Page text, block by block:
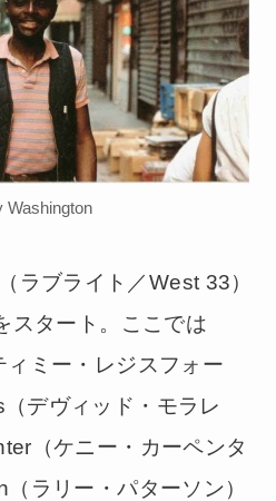
Washington
ラブライト／West 33）
スタート。ここでは
ミー・レジスフォー
デヴィッド・モラレ
（ケニー・カーペンタ
ラリー・パターソン）